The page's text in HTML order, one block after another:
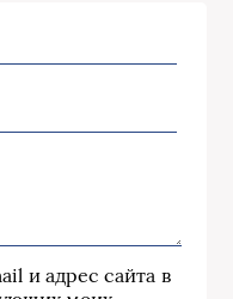
и адрес сайта в